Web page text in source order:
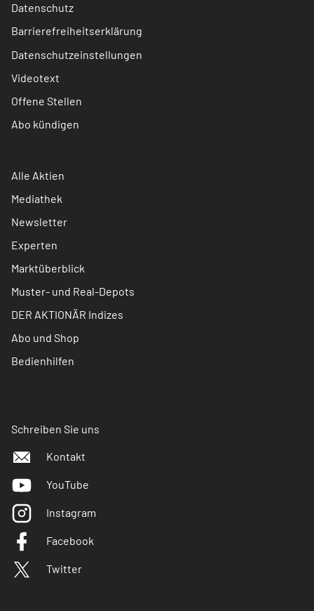
Datenschutz
Barrierefreiheitserklärung
Datenschutzeinstellungen
Videotext
Offene Stellen
Abo kündigen
Alle Aktien
Mediathek
Newsletter
Experten
Marktüberblick
Muster- und Real-Depots
DER AKTIONÄR Indizes
Abo und Shop
Bedienhilfen
Schreiben Sie uns
Kontakt
YouTube
Instagram
Facebook
Twitter